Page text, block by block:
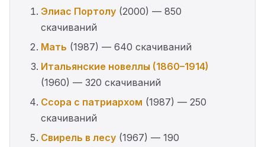
Элиас Портолу (2000) — 850
скачиваний
Мать (1987) — 640 скачиваний
Итальянские новеллы (1860–1914)
(1960) — 320 скачиваний
Ссора с патриархом (1987) — 250
скачиваний
Свирель в лесу (1967) — 190